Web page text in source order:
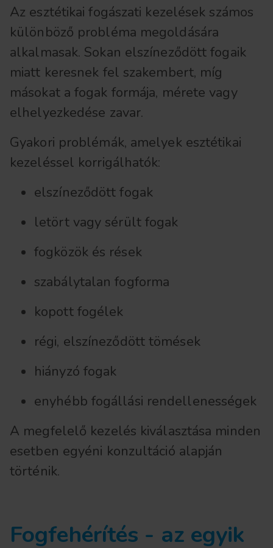
Az esztétikai fogászati kezelések számos
különböző probléma megoldására
alkalmasak. Sokan elszíneződött fogaik
miatt keresnek fel szakembert, míg
másokat a fogak formája, mérete vagy
elhelyezkedése zavar.
Gyakori problémák, amelyek esztétikai
kezeléssel korrigálhatók:
elszíneződött fogak
letört vagy sérült fogak
fogközök és rések
szabálytalan fogforma
kopott fogélek
régi, elszíneződött tömések
hiányzó fogak
enyhébb fogállási rendellenességek
A megfelelő kezelés kiválasztása minden
esetben egyéni konzultáció alapján
történik.
Fogfehérítés - az egyik